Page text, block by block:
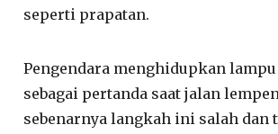
seperti prapatan.
Pengendara menghidupkan
sebagai pertanda saat jalan
sebenarnya langkah ini salah dan